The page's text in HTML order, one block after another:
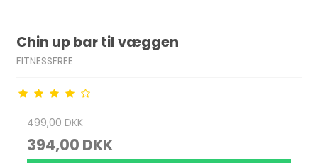
Chin up bar til væggen
FITNESSFREE
499,00 DKK
394,00 DKK